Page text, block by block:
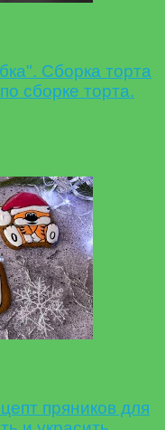
Сборка торта
сборке торта.
пряников для